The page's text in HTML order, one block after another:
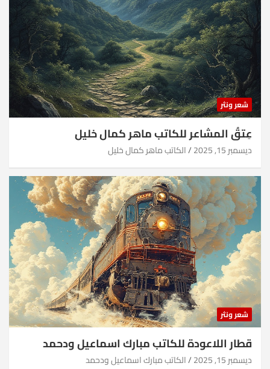
شعر ونثر
عِتقُ المشاعر للكاتب ماهر كمال خليل
ديسمبر 15, 2025 الكاتب ماهر كمال خليل
شعر ونثر
قطار اللاعودة للكاتب مبارك اسماعيل ودحمد
ديسمبر 15, 2025 الكاتب مبارك اسماعيل ودحمد